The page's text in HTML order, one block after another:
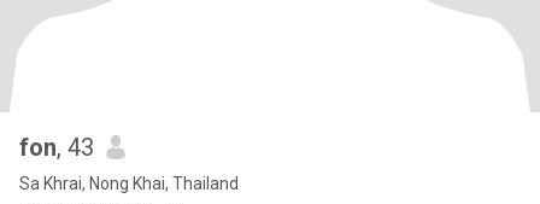
fon, 43
Sa Khrai, Nong Khai, Thailand